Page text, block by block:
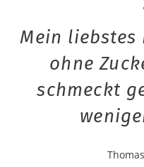
Mein liebstes
ohne
schmeckt